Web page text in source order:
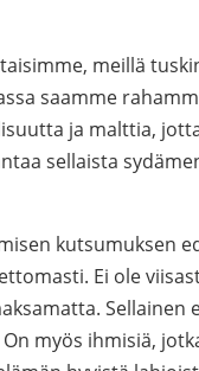
meillä
saamme
ja malttia,
sellaista
kutsumuksen
Ei ole
myös ihmisiä,